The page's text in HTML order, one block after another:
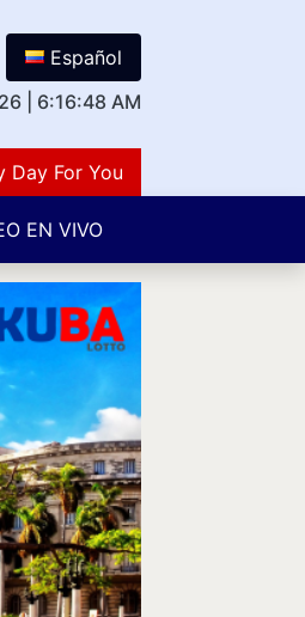
Español
6:16:48 AM
For You Lovers Of Number
EN VIVO